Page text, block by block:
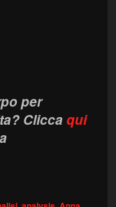
per
Cliccaqui